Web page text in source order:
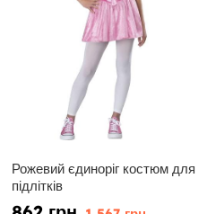
Рожевий єдиноріг костюм для
підлітків